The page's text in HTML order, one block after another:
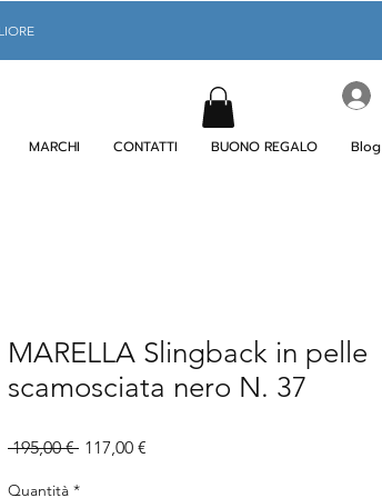
MARCHI CONTATTI BUONO REGALO Blog
MARELLA Slingback in pelle
scamosciata nero N. 37
195,00 € Prezzo
117,00 €
Quantità *